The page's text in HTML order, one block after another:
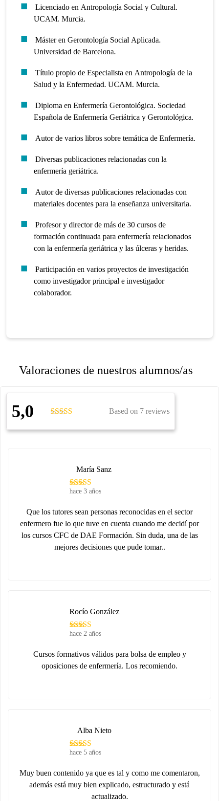
Licenciado en Antropología Social y Cultural.
UCAM. Murcia.
Máster en Gerontología Social Aplicada.
Universidad de Barcelona.
Título propio de Especialista en Antropología de la
Salud y la Enfermedad. UCAM. Murcia.
Diploma en Enfermería Gerontológica. Sociedad
Española de Enfermería Geriátrica y Gerontológica.
Autor de varios libros sobre temática de Enfermería.
Diversas publicaciones relacionadas con la
enfermería geriátrica.
Autor de diversas publicaciones relacionadas con
materiales docentes para la enseñanza universitaria.
Profesor y director de más de 30 cursos de
formación continuada para enfermería relacionados
con la enfermería geriátrica y las úlceras y heridas.
Participación en varios proyectos de investigación
como investigador principal e investigador
colaborador.
Valoraciones de nuestros alumnos/as
5,0 Based on 7 reviews
hace 3 años
María Sanz
Que los tutores sean personas reconocidas en el sector
enfermero fue lo que tuve en cuenta cuando me decidí por
los cursos CFC de DAE Formación. Sin duda, una de las
mejores decisiones que pude tomar..
hace 2 años
Rocío González
Cursos formativos válidos para bolsa de empleo y
oposiciones de enfermería. Los recomiendo.
hace 5 años
Alba Nieto
Muy buen contenido ya que es tal y como me comentaron,
además está muy bien explicado, estructurado y está
actualizado.